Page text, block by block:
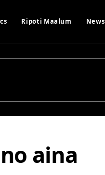
Ripoti Maalum News
aina